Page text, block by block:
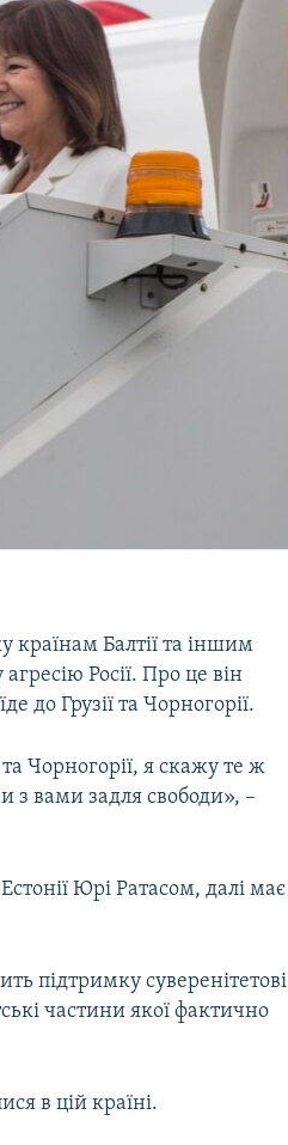
Балтії та іншим
Росії. Про це він
до Грузії та Чорногорії.
Чорногорії, я скажу те ж
з вами задля свободи», –
Юрі Ратасом, далі має
підтримку суверенітетові
частини якої фактично
в цій країні.